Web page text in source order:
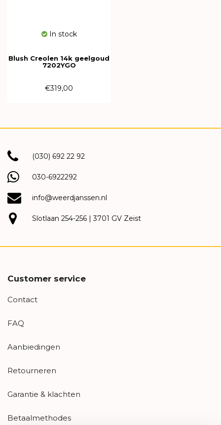
In stock
Blush Creolen 14k geelgoud
7202YGO
€319,00
(030) 692 22 92
030-6922292
info@weerdjanssen.nl
Slotlaan 254-256 | 3701 GV Zeist
Customer service
Contact
FAQ
Aanbiedingen
Retourneren
Garantie & klachten
Betaalmethodes